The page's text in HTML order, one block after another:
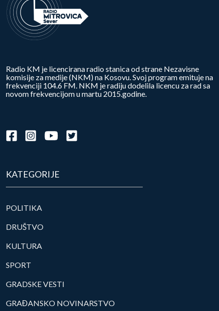
Radio KM je licencirana radio stanica od strane Nezavisne
komisije za medije (NKM) na Kosovu. Svoj program emituje na
frekvenciji 104.6 FM. NKM je radiju dodelila licencu za rad sa
novom frekvencijom u martu 2015.godine.
KATEGORIJE
POLITIKA
DRUŠTVO
KULTURA
SPORT
GRADSKE VESTI
GRAĐANSKO NOVINARSTVO